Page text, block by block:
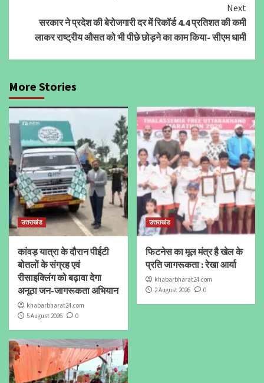
Next
सरकार ने प्रदेश की बेरोजगारी दर में रिकॉर्ड 4.4 प्रतिशत की कमी
लाकर राष्ट्रीय औसत को भी पीछे छोड़ने का काम किया- सीएम धामी
More Stories
उत्तराखंड
कांवड़ यात्रा के दौरान पीईटी
बोतलों के संग्रह एवं
रीसाइक्लिंग को बढ़ावा देगा
अनूठा जन-जागरूकता अभियान
khabarbharat24.com
5 August 2026
0
उत्तराखंड
फिटनेस का मूल मंत्र है खेल के
प्रति जागरूकता : रेखा आर्या
khabarbharat24.com
2 August 2026
0